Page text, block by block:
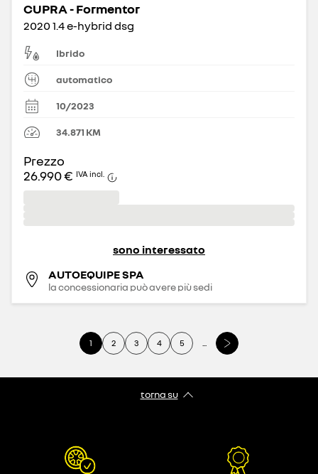
CUPRA - Formentor
2020 1.4 e-hybrid dsg
Ibrido
automatico
10/2023
34.871 KM
Prezzo
26.990 € IVA incl.
sono interessato
AUTOEQUIPE SPA
la concessionaria può avere più sedi
1 2 3 4 5 ...
torna su